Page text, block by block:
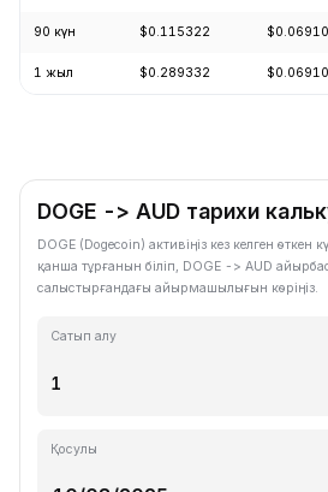
90 күн $0.115322
1 жыл $0.289332
DOGE -> AUD тарихи
DOGE (Dogecoin) активіңіз кез келген өткен
қанша тұрғанын біліп, DOGE -> AUD
салыстырғандағы айырмашылығын көріңіз.
Сатып алу
Қосулы